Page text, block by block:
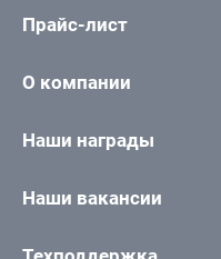
Прайс-лист
О компании
Наши награды
Наши вакансии